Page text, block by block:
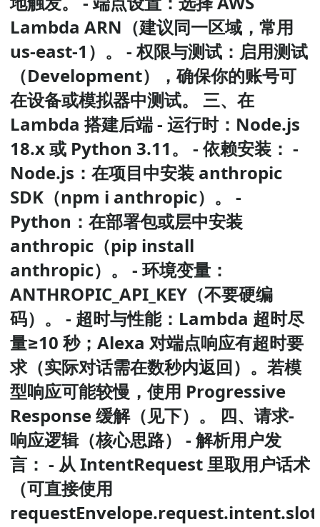
Lambda ARN（建议同一区域，常用
us-east-1）。 - 权限与测试：启用测试
（Development），确保你的账号可
在设备或模拟器中测试。 三、在
Lambda 搭建后端 - 运行时：Node.js
18.x 或 Python 3.11。 - 依赖安装： -
Node.js：在项目中安装 anthropic
SDK（npm i anthropic）。 -
Python：在部署包或层中安装
anthropic（pip install
anthropic）。 - 环境变量：
ANTHROPIC_API_KEY（不要硬编
码）。 - 超时与性能：Lambda 超时尽
量≥10 秒；Alexa 对端点响应有超时要
求（实际对话需在数秒内返回）。若模
型响应可能较慢，使用 Progressive
Response 缓解（见下）。 四、请求-
响应逻辑（核心思路） - 解析用户发
言： - 从 IntentRequest 里取用户话术
（可直接使用